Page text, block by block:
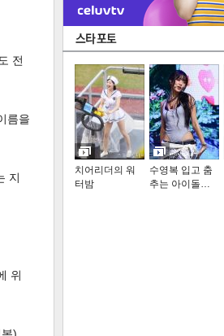
전
름을
지
위
치어리더의 워
터밤
수영복 입고 춤
추는 아이돌…